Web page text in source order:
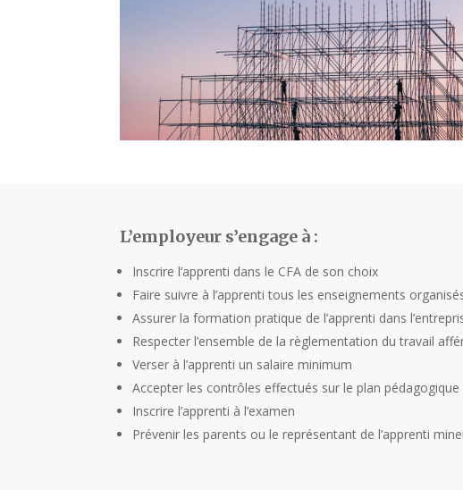
L’employeur s’engage à :
Inscrire l’apprenti dans le CFA de son choix
Faire suivre à l’apprenti tous les enseignements
Assurer la formation pratique de l’apprenti dans
Respecter l’ensemble de la règlementation du travail
Verser à l’apprenti un salaire minimum
Accepter les contrôles effectués sur le plan
Inscrire l’apprenti à l’examen
Prévenir les parents ou le représentant de l’apprenti